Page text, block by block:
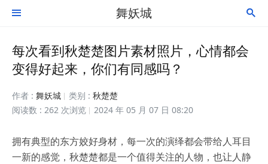
 舞妖城 
每次看到秋楚楚图片素材照片，心情都会
变得好起来，你们有同感吗？
作者 : 舞妖城 类别 : 秋楚楚
阅读数 : 262 次浏览
2024 年 05 月 07 日 08:20
拥有典型的东方姣好身材，每一次的演绎都会带给人耳目
一新的感觉，秋楚楚都是一个值得关注的人物，也让人静